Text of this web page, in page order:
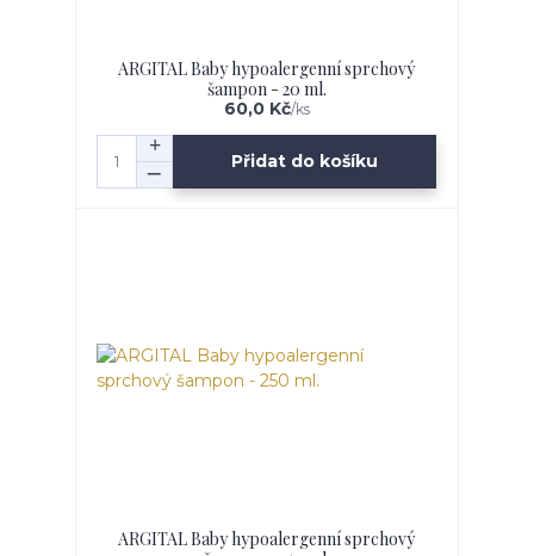
ARGITAL Baby hypoalergenní sprchový
šampon - 20 ml.
60,0 Kč/ks
Přidat do košíku
ARGITAL Baby hypoalergenní sprchový